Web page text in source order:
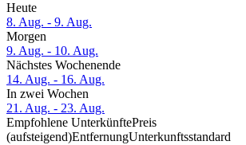
Heute
8. Aug. - 9. Aug.
Morgen
9. Aug. - 10. Aug.
Nächstes Wochenende
14. Aug. - 16. Aug.
In zwei Wochen
21. Aug. - 23. Aug.
Empfohlene UnterkünftePreis
(aufsteigend)EntfernungUnterkunftsstandard